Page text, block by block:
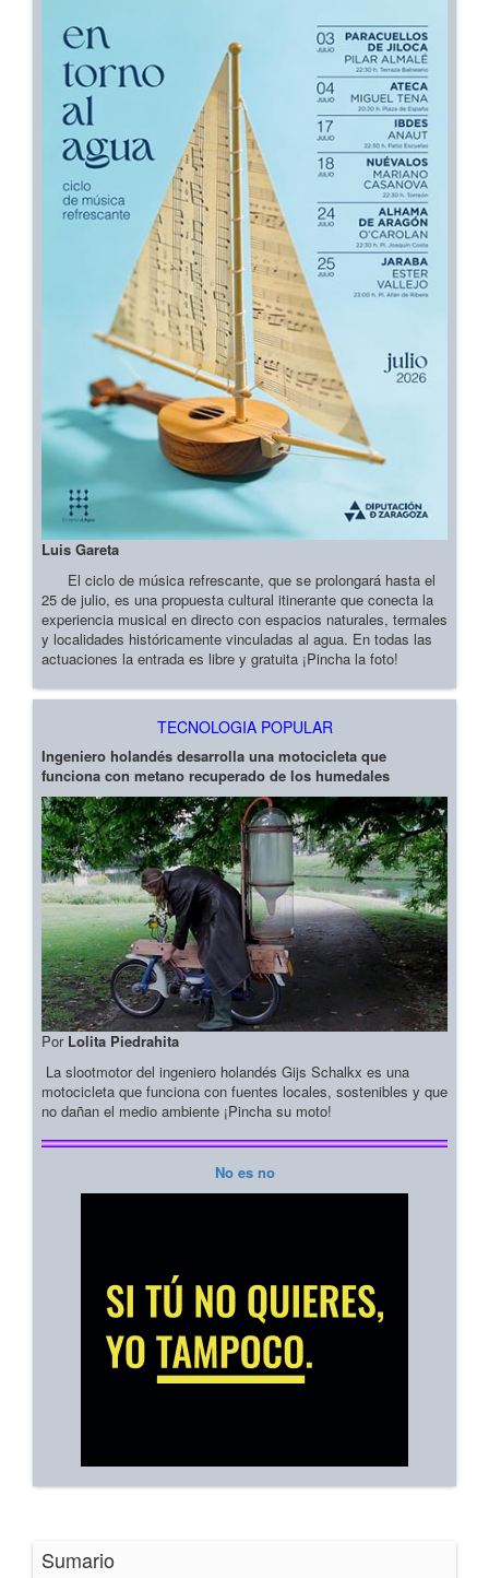
Luis Gareta
El ciclo de música refrescante, que se prolongará hasta el
25 de julio, es una propuesta cultural itinerante que conecta la
experiencia musical en directo con espacios naturales, termales
y localidades históricamente vinculadas al agua. En todas las
actuaciones la entrada es libre y gratuita ¡Pincha la foto!
TECNOLOGIA POPULAR
Ingeniero holandés desarrolla una motocicleta que
funciona con metano recuperado de los humedales
Por Lolita Piedrahita
La slootmotor del ingeniero holandés Gijs Schalkx es una
motocicleta que funciona con fuentes locales, sostenibles y que
no dañan el medio ambiente ¡Pincha su moto!
No es no
Sumario